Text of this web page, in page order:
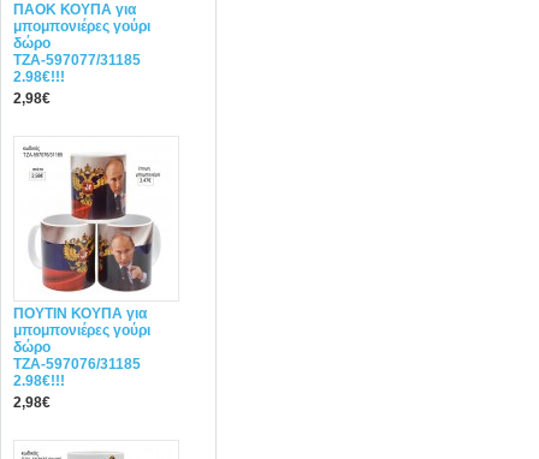
ΠΑΟΚ ΚΟΥΠΑ για
μπομπονιέρες γούρι
δώρο
ΤΖΑ-597077/31185
2.98€!!!
2,98€
ΠΟΥΤΙΝ ΚΟΥΠΑ για
μπομπονιέρες γούρι
δώρο
ΤΖΑ-597076/31185
2.98€!!!
2,98€